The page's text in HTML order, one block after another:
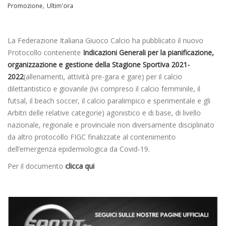
Promozione, Ultim'ora
La Federazione Italiana Giuoco Calcio ha pubblicato il nuovo
Protocollo contenente Indicazioni Generali per la pianificazione,
organizzazione e gestione della Stagione Sportiva 2021-
2022(allenamenti, attività pre-gara e gare) per il calcio
dilettantistico e giovanile (ivi compreso il calcio femminile, il
futsal, il beach soccer, il calcio paralimpico e sperimentale e gli
Arbitri delle relative categorie) agonistico e di base, di livello
nazionale, regionale e provinciale non diversamente disciplinato
da altro protocollo FIGC finalizzate al contenimento
dell’emergenza epidemiologica da Covid-19.
Per il documento clicca qui